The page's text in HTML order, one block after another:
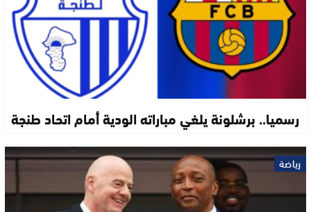
رسميا.. برشلونة يلغي مباراته الودية أمام اتحاد طنجة
رياضة